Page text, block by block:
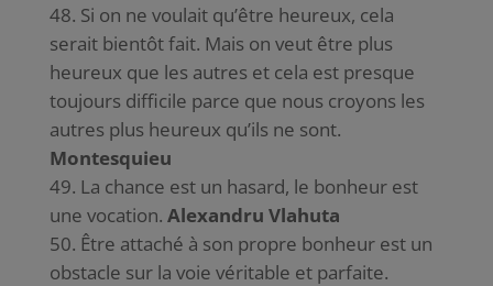
Si on ne voulait qu’être heureux, cela
serait bientôt fait. Mais on veut être plus
heureux que les autres et cela est presque
toujours difficile parce que nous croyons les
autres plus heureux qu’ils ne sont.
Montesquieu
La chance est un hasard, le bonheur est
une vocation. Alexandru Vlahuta
Être attaché à son propre bonheur est un
obstacle sur la voie véritable et parfaite.